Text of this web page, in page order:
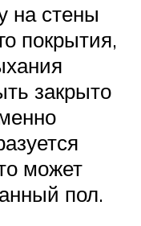
на стены
покрытия,
закрыто
может
пол.